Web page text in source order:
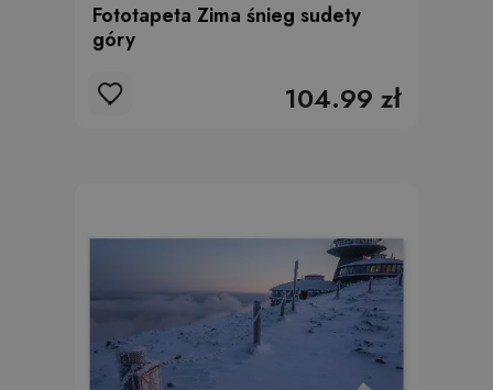
Fototapeta Zima śnieg sudety
góry
104.99 zł